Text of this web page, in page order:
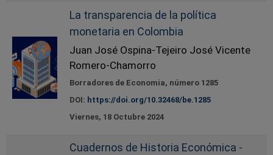
La transparencia de la política
monetaria en Colombia
Juan José Ospina-Tejeiro José Vicente
Romero-Chamorro
Borradores de Economia, número 1285
DOI: https://doi.org/10.32468/be.1285
Viernes, 18 Octubre 2024
Cuadernos de Historia Económica -